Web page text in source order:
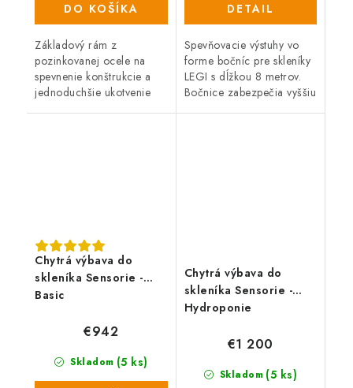
DO KOŠÍKA
Základový rám z
pozinkovanej ocele na
spevnenie konštrukcie a
jednoduchšie ukotvenie
DETAIL
Spevňovacie výstuhy vo
forme bočníc pre skleníky
LEGI s dĺžkou 8 metrov.
Bočnice zabezpečia vyššiu
Chytrá výbava do
skleníka Sensorie -
Basic
Skladom (5 ks)
€942
Chytrá výbava do
skleníka Sensorie -
Hydroponie
Skladom (5 ks)
€1 200